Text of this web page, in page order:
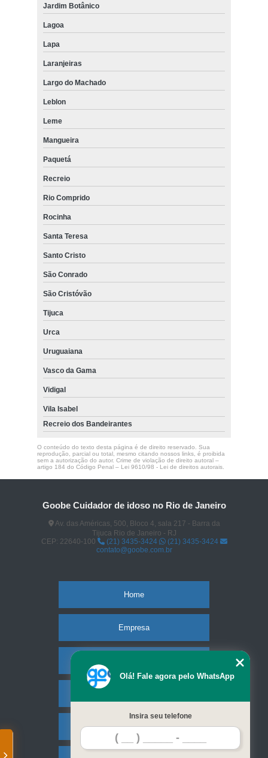
Jardim Botânico
Lagoa
Lapa
Laranjeiras
Largo do Machado
Leblon
Leme
Mangueira
Paquetá
Recreio
Rio Comprido
Rocinha
Santa Teresa
Santo Cristo
São Conrado
São Cristóvão
Tijuca
Urca
Uruguaiana
Vasco da Gama
Vidigal
Vila Isabel
Recreio dos Bandeirantes
O conteúdo do texto desta página é de direito reservado. Sua
reprodução, parcial ou total, mesmo citando nossos links, é proibida
sem a autorização do autor. Crime de violação de direito autoral –
artigo 184 do Código Penal – Lei 9610/98 - Lei de direitos autorais.
Goobe Cuidador de idoso no Rio de Janeiro
Av. das Américas, 500, Bloco 4, sala 217 - Barra da
Tijuca Rio de Janeiro - RJ
CEP: 22640-100
(21) 3435-3424
(21) 3435-3424
contato@goobe.com.br
Home
Empresa
Contato
Olá! Fale agora pelo WhatsApp
Insira seu telefone